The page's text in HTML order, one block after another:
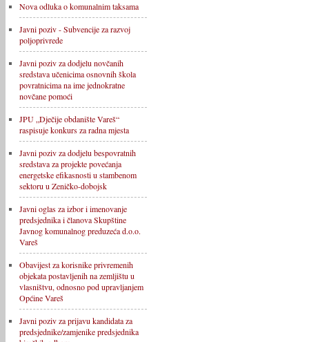
Nova odluka o komunalnim taksama
Javni poziv - Subvencije za razvoj
poljoprivrede
Javni poziv za dodjelu novčanih
sredstava učenicima osnovnih škola
povratnicima na ime jednokratne
novčane pomoći
JPU „Dječije obdanište Vareš“
raspisuje konkurs za radna mjesta
Javni poziv za dodjelu bespovratnih
sredstava za projekte povećanja
energetske efikasnosti u stambenom
sektoru u Zeničko-dobojsk
Javni oglas za izbor i imenovanje
predsjednika i članova Skupštine
Javnog komunalnog preduzeća d.o.o.
Vareš
Obavijest za korisnike privremenih
objekata postavljenih na zemljištu u
vlasništvu, odnosno pod upravljanjem
Općine Vareš
Javni poziv za prijavu kandidata za
predsjednike/zamjenike predsjednika